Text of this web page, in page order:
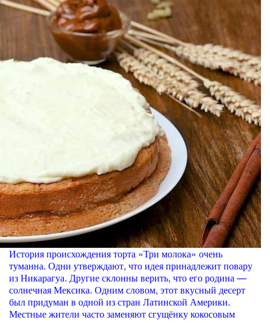
История происхождения торта «Три молока» очень
туманна. Одни утверждают, что идея принадлежит повару
из Никарагуа. Другие склонны верить, что его родина —
солнечная Мексика. Одним словом, этот вкусный десерт
был придуман в одной из стран Латинской Америки.
Местные жители часто заменяют сгущёнку кокосовым